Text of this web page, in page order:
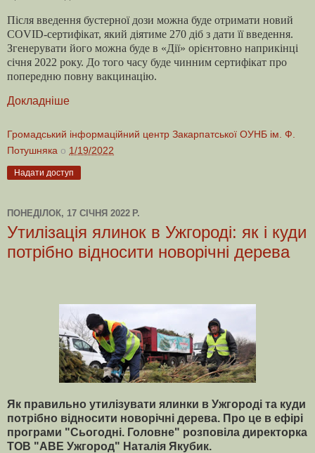
Після введення бустерної дози можна буде отримати новий
COVID-сертифікат, який діятиме 270 діб з дати її введення.
Згенерувати його можна буде в «Дії» орієнтовно наприкінці
січня 2022 року. До того часу буде чинним сертифікат про
попередню повну вакцинацію.
Докладніше
Громадський інформаційний центр Закарпатської ОУНБ ім. Ф.
Потушняка о 1/19/2022
Надати доступ
ПОНЕДІЛОК, 17 СІЧНЯ 2022 Р.
Утилізація ялинок в Ужгороді: як і куди
потрібно відносити новорічні дерева
Як правильно утилізувати ялинки в Ужгороді та куди
потрібно відносити новорічні дерева. Про це в ефірі
програми "Сьогодні. Головне" розповіла директорка
ТОВ "АВЕ Ужгород" Наталія Якубик.